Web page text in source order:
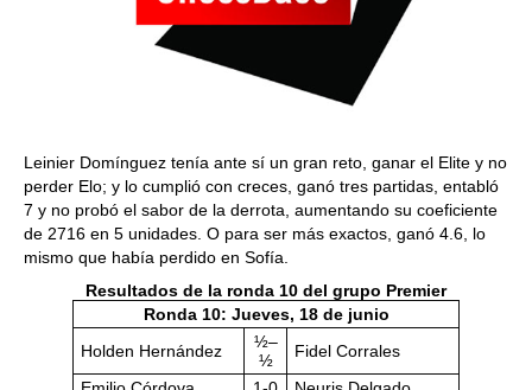
Leinier Domínguez tenía ante sí un gran reto, ganar el Elite y no
perder Elo; y lo cumplió con creces, ganó tres partidas, entabló
7 y no probó el sabor de la derrota, aumentando su coeficiente
de 2716 en 5 unidades. O para ser más exactos, ganó 4.6, lo
mismo que había perdido en Sofía.
Resultados de la ronda 10 del grupo Premier
Ronda 10: Jueves, 18 de junio
Holden Hernández
½–
½
Fidel Corrales